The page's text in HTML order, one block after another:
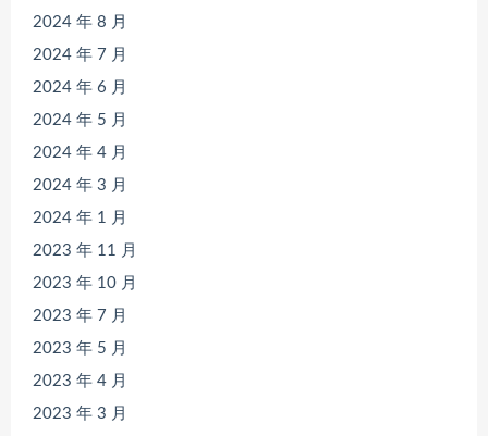
2024 年 8 月
2024 年 7 月
2024 年 6 月
2024 年 5 月
2024 年 4 月
2024 年 3 月
2024 年 1 月
2023 年 11 月
2023 年 10 月
2023 年 7 月
2023 年 5 月
2023 年 4 月
2023 年 3 月